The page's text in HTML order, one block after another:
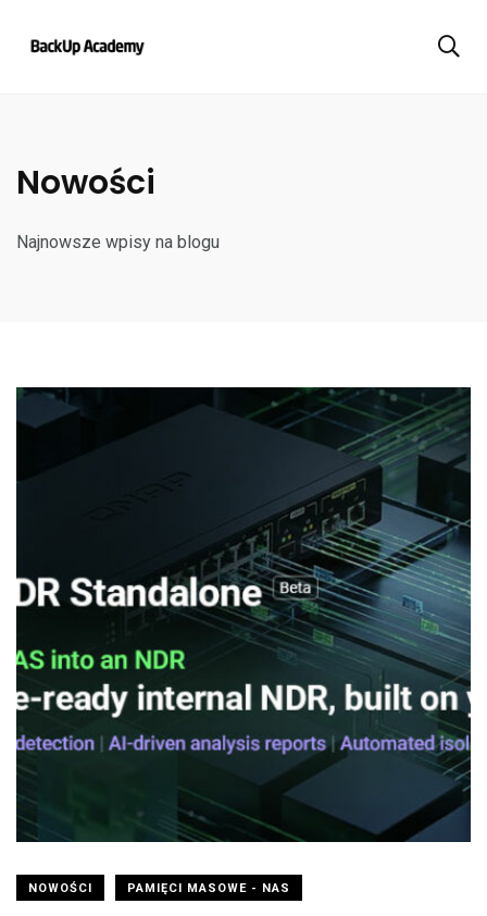
Nowości
Najnowsze wpisy na blogu
NOWOŚCI PAMIĘCI MASOWE - NAS